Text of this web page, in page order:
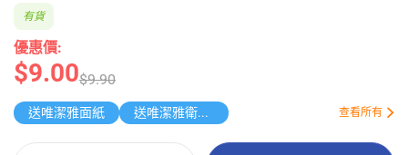
優惠價:
$9.00$9.90
有貨
送唯潔雅面紙 送唯潔雅衛生紙原箱 查看所有